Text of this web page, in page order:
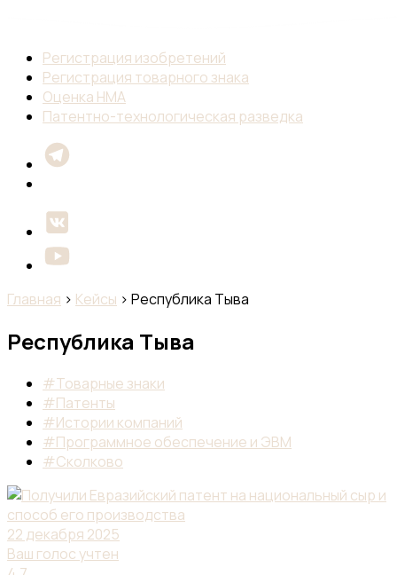
Регистрация изобретений
Регистрация товарного знака
Оценка НМА
Патентно-технологическая разведка
Главная › Кейсы › Республика Тыва
Республика Тыва
#Товарные знаки
#Патенты
#Истории компаний
#Программное обеспечение и ЭВМ
#Сколково
22 декабря 2025
Ваш голос учтен